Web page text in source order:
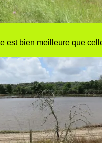
est bien meilleure que